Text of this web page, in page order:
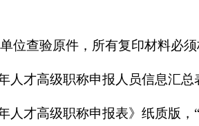
位查验原件，所有复印材料必
人才高级职称申报人员信息汇
人才高级职称申报表》纸质版